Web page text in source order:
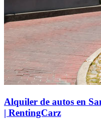
Alquiler de autos en
| RentingCarz